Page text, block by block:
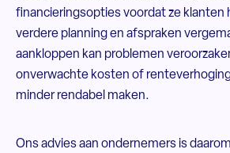
financieringsopties voordat ze klanten
verdere planning en afspraken
aankloppen kan problemen
onverwachte kosten of
minder rendabel maken.
Ons advies aan ondernemers is